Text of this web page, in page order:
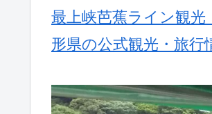
最上峡芭蕉ライン観
形県の公式観光・旅行